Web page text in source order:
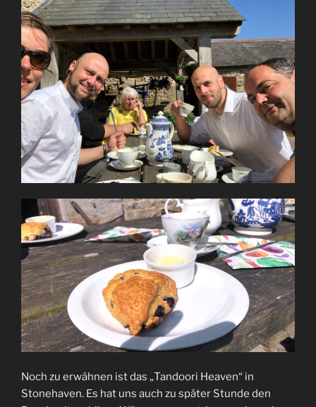
Noch zu erwähnen ist das „Tandoori Heaven“ in
Stonehaven. Es hat uns auch zu später Stunde den